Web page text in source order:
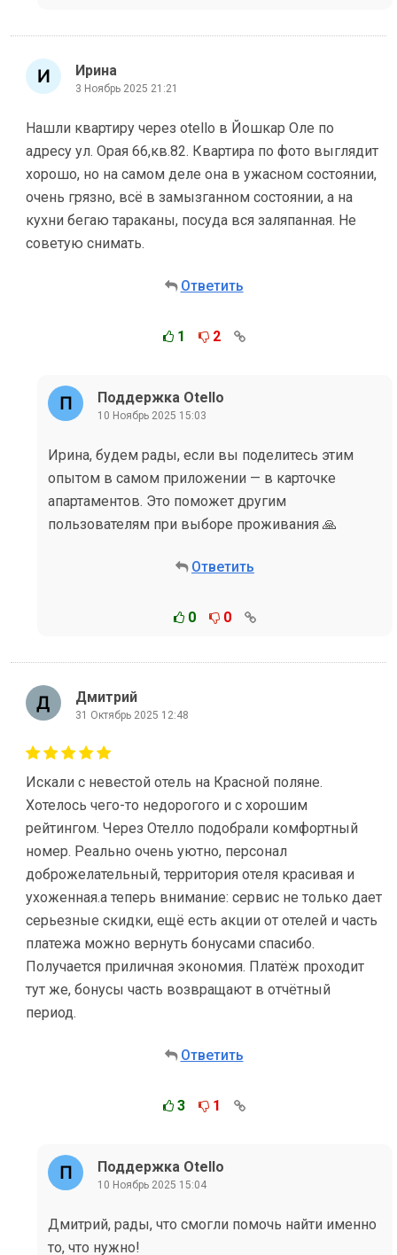
Ирина
3 Ноябрь 2025 21:21
Нашли квартиру через otello в Йошкар Оле по
адресу ул. Орая 66,кв.82. Квартира по фото выглядит
хорошо, но на самом деле она в ужасном состоянии,
очень грязно, всё в замызганном состоянии, а на
кухни бегаю тараканы, посуда вся заляпанная. Не
советую снимать.
Ответить
1 2
Поддержка Otello
10 Ноябрь 2025 15:03
Ирина, будем рады, если вы поделитесь этим
опытом в самом приложении — в карточке
апартаментов. Это поможет другим
пользователям при выборе проживания 🙏
Ответить
0 0
Дмитрий
31 Октябрь 2025 12:48
Искали с невестой отель на Красной поляне.
Хотелось чего-то недорогого и с хорошим
рейтингом. Через Отелло подобрали комфортный
номер. Реально очень уютно, персонал
доброжелательный, территория отеля красивая и
ухоженная.а теперь внимание: сервис не только дает
серьезные скидки, ещё есть акции от отелей и часть
платежа можно вернуть бонусами спасибо.
Получается приличная экономия. Платёж проходит
тут же, бонусы часть возвращают в отчётный
период.
Ответить
3 1
Поддержка Otello
10 Ноябрь 2025 15:04
Дмитрий, рады, что смогли помочь найти именно
то, что нужно!